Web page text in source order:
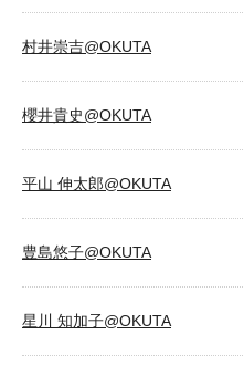
村井崇吉@OKUTA
櫻井貴史@OKUTA
平山 伸太郎@OKUTA
豊島悠子@OKUTA
星川 知加子@OKUTA